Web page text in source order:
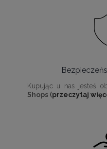
Kupując u nas jesteś
Shops (przeczytaj